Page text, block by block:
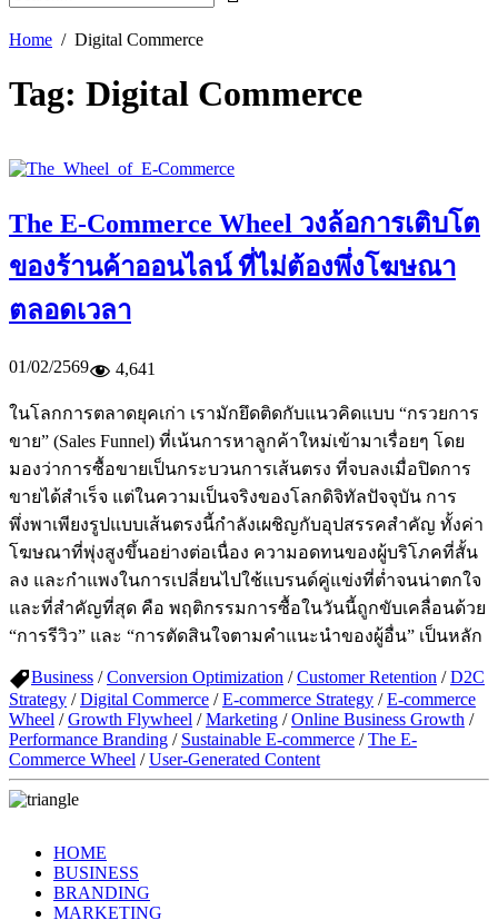
Home Digital Commerce
Tag: Digital Commerce
The E-Commerce Wheel วงล้อการเติบโต
ของร้านค้าออนไลน์ ที่ไม่ต้องพึ่งโฆษณา
ตลอดเวลา
01/02/2569 4,641
ในโลกการตลาดยุคเก่า เรามักยึดติดกับแนวคิดแบบ “กรวยการ
ขาย” (Sales Funnel) ที่เน้นการหาลูกค้าใหม่เข้ามาเรื่อยๆ โดย
มองว่าการซื้อขายเป็นกระบวนการเส้นตรง ที่จบลงเมื่อปิดการ
ขายได้สำเร็จ แต่ในความเป็นจริงของโลกดิจิทัลปัจจุบัน การ
พึ่งพาเพียงรูปแบบเส้นตรงนี้กำลังเผชิญกับอุปสรรคสำคัญ ทั้งค่า
โฆษณาที่พุ่งสูงขึ้นอย่างต่อเนื่อง ความอดทนของผู้บริโภคที่สั้น
ลง และกำแพงในการเปลี่ยนไปใช้แบรนด์คู่แข่งที่ต่ำจนน่าตกใจ
และที่สำคัญที่สุด คือ พฤติกรรมการซื้อในวันนี้ถูกขับเคลื่อนด้วย
“การรีวิว” และ “การตัดสินใจตามคำแนะนำของผู้อื่น” เป็นหลัก
Business /Conversion Optimization /Customer Retention /D2C
Strategy /Digital Commerce /E-commerce Strategy /E-commerce
Wheel /Growth Flywheel /Marketing /Online Business Growth /
Performance Branding / Sustainable E-commerce /The E-
Commerce Wheel /User-Generated Content
HOME
BUSINESS
BRANDING
MARKETING